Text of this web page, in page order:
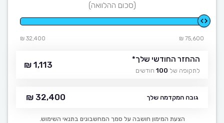
(סכום ההלוואה)
75,600 ₪
32,400 ₪
ההחזר החודשי שלך*
לתקופה של 100 חודשים
1,113 ₪
גובה המקדמה שלך 32,400 ₪
הצעת המימון חושבה על סמך המחשבונים בתנאי השימוש.